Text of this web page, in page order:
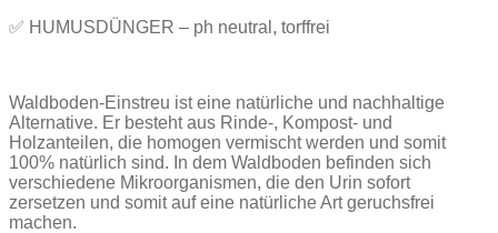
✅ HUMUSDÜNGER – ph neutral, torffrei
Waldboden-Einstreu ist eine natürliche und nachhaltige
Alternative. Er besteht aus Rinde-, Kompost- und
Holzanteilen, die homogen vermischt werden und somit
100% natürlich sind. In dem Waldboden befinden sich
verschiedene Mikroorganismen, die den Urin sofort
zersetzen und somit auf eine natürliche Art geruchsfrei
machen.